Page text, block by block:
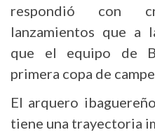
respondió con
lanzamientos que a
que el equipo de
primera copa de
El arquero
tiene una trayectoria